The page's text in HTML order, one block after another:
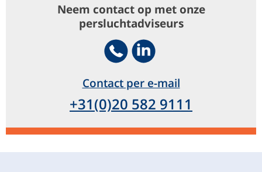
Telephone
Neem contact op met onze
persluchtadviseurs
Contact per e-mail
+31(0)20 582 9111